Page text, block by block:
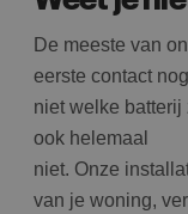
De meeste van
eerste contact nog
niet welke
ook helemaal
niet. Onze
van je woning,